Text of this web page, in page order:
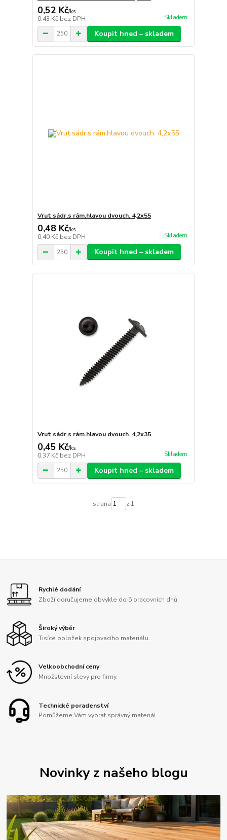
0,52 Kč/ks
0,43 Kč bez DPH Skladem
Koupit hned – skladem
Vrut sádr.s rám.hlavou dvouch. 4,2x55
0,48 Kč/ks
0,40 Kč bez DPH Skladem
Koupit hned – skladem
Vrut sádr.s rám.hlavou dvouch. 4,2x35
0,45 Kč/ks
0,37 Kč bez DPH Skladem
Koupit hned – skladem
strana z 1
Rychlé dodání
Zboží doručujeme obvykle do 5 pracovních dnů.
Široký výběr
Tisíce položek spojovacího materiálu.
Velkoobchodní ceny
Množstevní slevy pro firmy.
Technické poradenství
Pomůžeme Vám vybrat správný materiál.
Novinky z našeho blogu